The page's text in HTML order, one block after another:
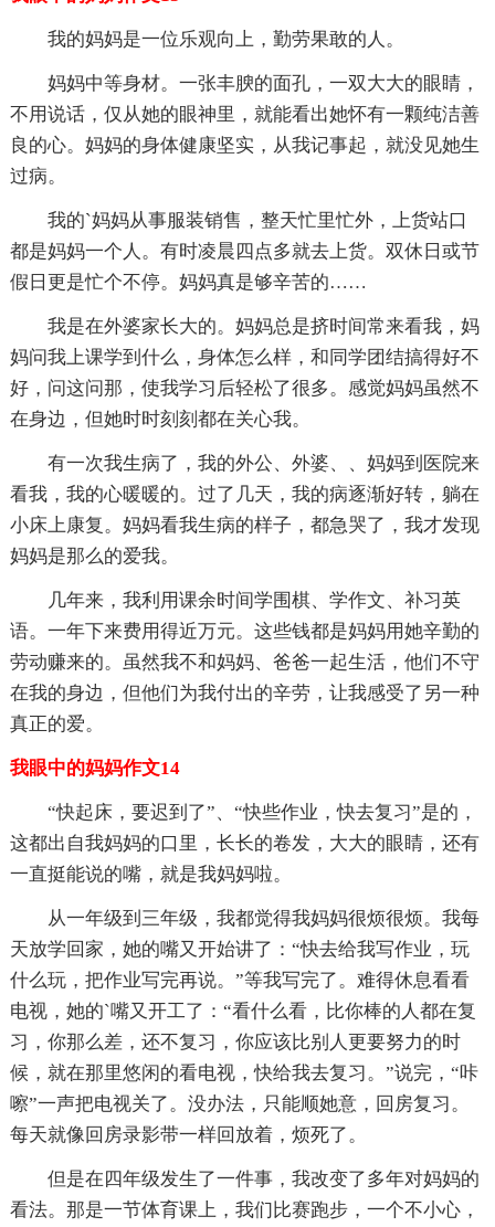
我的妈妈是一位乐观向上，勤劳果敢的人。
妈妈中等身材。一张丰腴的面孔，一双大大的眼睛，
不用说话，仅从她的眼神里，就能看出她怀有一颗纯洁善
良的心。妈妈的身体健康坚实，从我记事起，就没见她生
过病。
我的`妈妈从事服装销售，整天忙里忙外，上货站口
都是妈妈一个人。有时凌晨四点多就去上货。双休日或节
假日更是忙个不停。妈妈真是够辛苦的……
我是在外婆家长大的。妈妈总是挤时间常来看我，妈
妈问我上课学到什么，身体怎么样，和同学团结搞得好不
好，问这问那，使我学习后轻松了很多。感觉妈妈虽然不
在身边，但她时时刻刻都在关心我。
有一次我生病了，我的外公、外婆、、妈妈到医院来
看我，我的心暖暖的。过了几天，我的病逐渐好转，躺在
小床上康复。妈妈看我生病的样子，都急哭了，我才发现
妈妈是那么的爱我。
几年来，我利用课余时间学围棋、学作文、补习英
语。一年下来费用得近万元。这些钱都是妈妈用她辛勤的
劳动赚来的。虽然我不和妈妈、爸爸一起生活，他们不守
在我的身边，但他们为我付出的辛劳，让我感受了另一种
真正的爱。
我眼中的妈妈作文14
“快起床，要迟到了”、“快些作业，快去复习”是的，
这都出自我妈妈的口里，长长的卷发，大大的眼睛，还有
一直挺能说的嘴，就是我妈妈啦。
从一年级到三年级，我都觉得我妈妈很烦很烦。我每
天放学回家，她的嘴又开始讲了：“快去给我写作业，玩
什么玩，把作业写完再说。”等我写完了。难得休息看看
电视，她的`嘴又开工了：“看什么看，比你棒的人都在复
习，你那么差，还不复习，你应该比别人更要努力的时
候，就在那里悠闲的看电视，快给我去复习。”说完，“咔
嚓”一声把电视关了。没办法，只能顺她意，回房复习。
每天就像回房录影带一样回放着，烦死了。
但是在四年级发生了一件事，我改变了多年对妈妈的
看法。那是一节体育课上，我们比赛跑步，一个不小心，